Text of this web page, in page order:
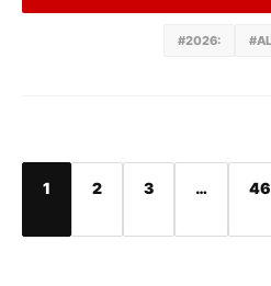
#2026:
1 2 3 … 46